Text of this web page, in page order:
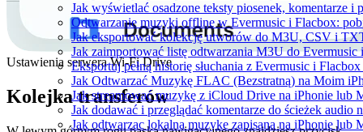
Jak wyświetlać osadzone teksty piosenek, komentarze
Odtwarzanie muzyki offline w Evermusic i Flacbox:
Jak eksportować kolekcję utworów do M3U, CSV i
Jak zaimportować listę odtwarzania M3U do Evermusic
Eksportuj pełną historię słuchania z Evermusic i
Jak Odtwarzać Muzykę FLAC (Bezstratną) na Moim
Jak streamować muzykę z iCloud Drive na iPhonie lub
Jak dodawać i przeglądać komentarze do ścieżek
Jak odtwarzac lokalna muzyke zapisana na iPhonie lub
Ustawienia serwera Wi-Fi Drive
Kolejka transferów